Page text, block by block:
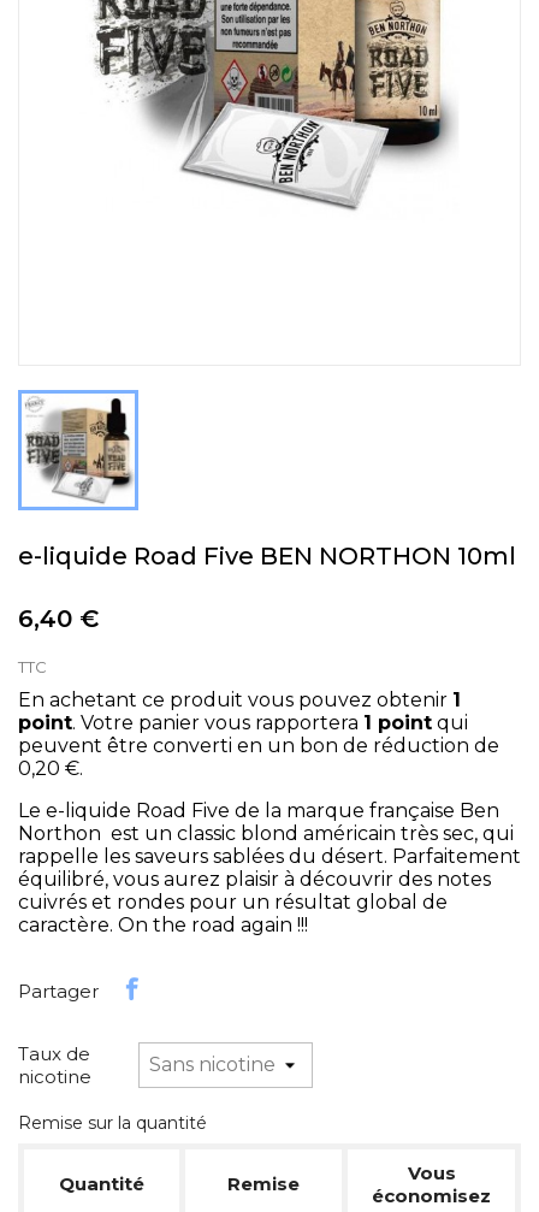
e-liquide Road Five BEN NORTHON 10ml
6,40 €
TTC
En achetant ce produit vous pouvez obtenir 1
point. Votre panier vous rapportera 1 point qui
peuvent être converti en un bon de réduction de
0,20 €.
Le e-liquide Road Five de la marque française Ben
Northon est un classic blond américain très sec, qui
rappelle les saveurs sablées du désert. Parfaitement
équilibré, vous aurez plaisir à découvrir des notes
cuivrés et rondes pour un résultat global de
caractère. On the road again !!!
Partager
Taux de
nicotine
Remise sur la quantité
Quantité Remise
Vous
économisez